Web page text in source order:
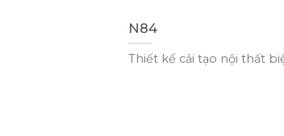
N84
Thiết kế cải tạo nội thất